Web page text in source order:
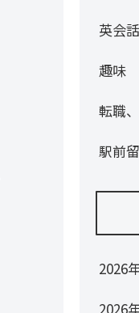
英会
趣味
転職
駅前
2026
2026